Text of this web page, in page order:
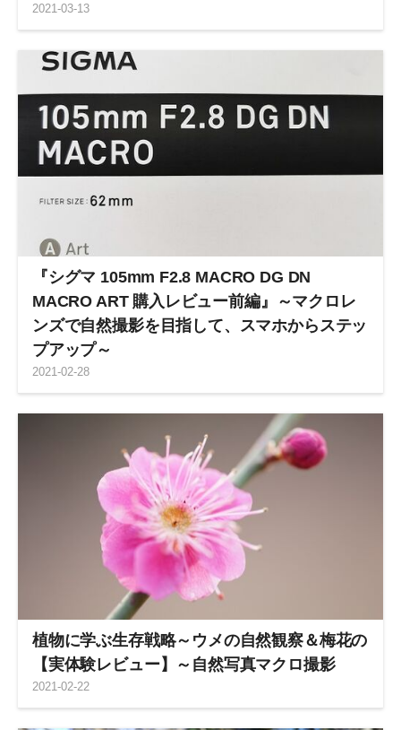
2021-03-13
2021-02-28
『シグマ 105mm F2.8 MACRO DG DN
MACRO ART 購入レビュー前編』～マクロレ
ンズで自然撮影を目指して、スマホからステッ
プアップ～
2021-02-22
植物に学ぶ生存戦略～ウメの自然観察＆梅花の
【実体験レビュー】～自然写真マクロ撮影